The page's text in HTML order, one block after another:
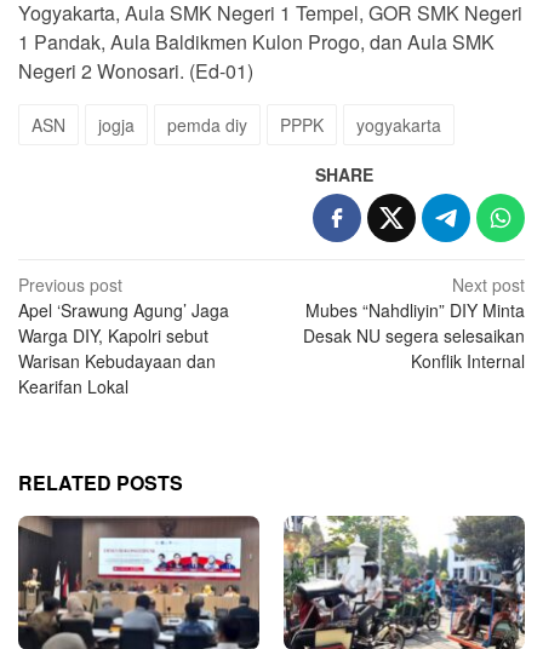
Yogyakarta, Aula SMK Negeri 1 Tempel, GOR SMK Negeri
1 Pandak, Aula Baldikmen Kulon Progo, dan Aula SMK
Negeri 2 Wonosari. (Ed-01)
ASN jogja pemda diy PPPK yogyakarta
SHARE
Post
navigation
Previous post
Apel ‘Srawung Agung’ Jaga
Warga DIY, Kapolri sebut
Warisan Kebudayaan dan
Kearifan Lokal
Next post
Mubes “Nahdliyin” DIY Minta
Desak NU segera selesaikan
Konflik Internal
RELATED POSTS